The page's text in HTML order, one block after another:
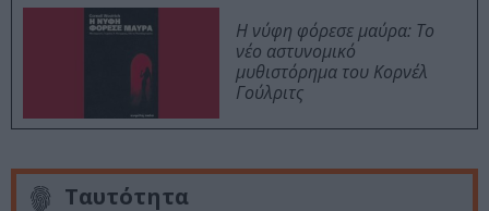
Η νύφη φόρεσε μαύρα: Το
νέο αστυνομικό
μυθιστόρημα του Κορνέλ
Γούλριτς
Ταυτότητα